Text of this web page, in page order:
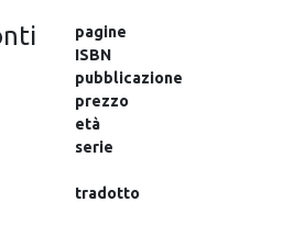
pagine
ISBN
pubblicazione
prezzo
età
serie
tradotto